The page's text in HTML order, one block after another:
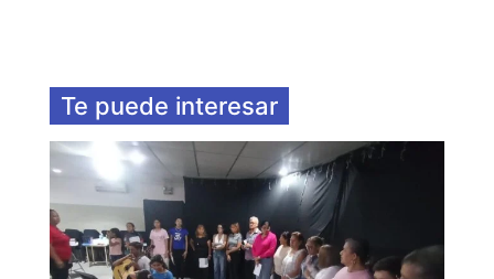
Te puede interesar